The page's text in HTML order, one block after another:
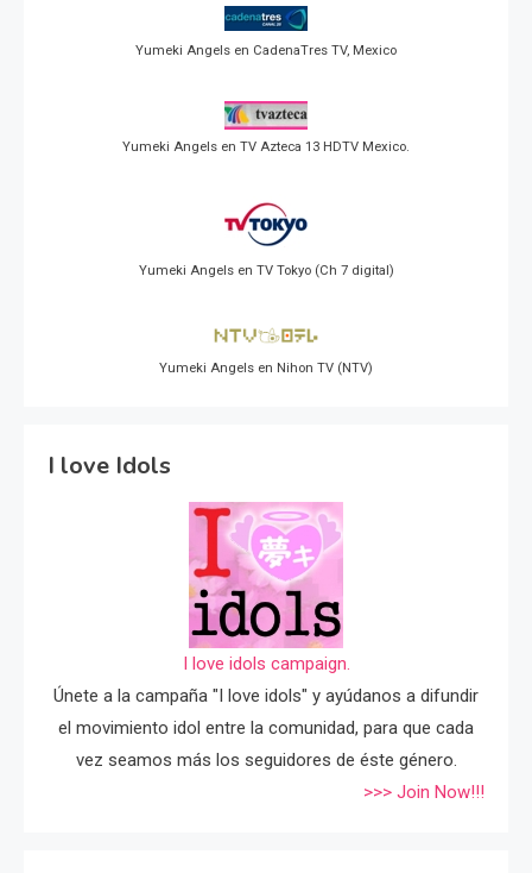
Yumeki Angels en CadenaTres TV, Mexico
Yumeki Angels en TV Azteca 13 HDTV Mexico.
Yumeki Angels en TV Tokyo (Ch 7 digital)
Yumeki Angels en Nihon TV (NTV)
I love Idols
I love idols campaign.
Únete a la campaña "I love idols" y ayúdanos a difundir
el movimiento idol entre la comunidad, para que cada
vez seamos más los seguidores de éste género.
>>> Join Now!!!